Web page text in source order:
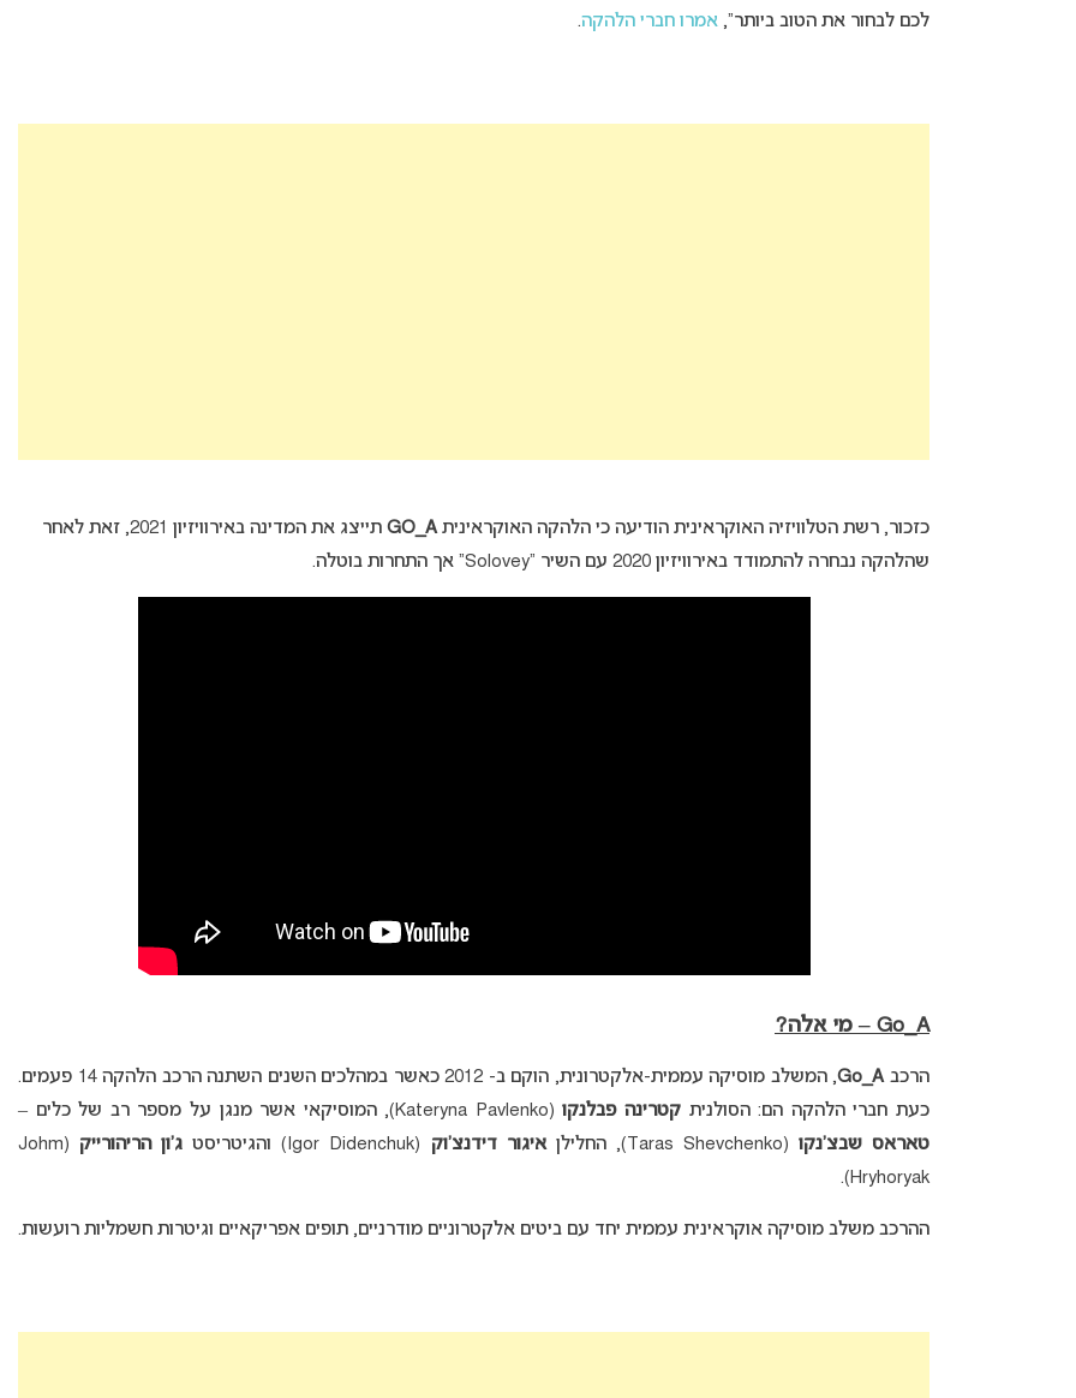
לכם לבחור את הטוב ביותר”, אמרו חברי הלהקה.
כזכור, רשת הטלוויזיה האוקראינית הודיעה כי הלהקה האוקראיניתGO_A
תייצג את המדינה באירוויזיון 2021, זאת לאחר
שהלהקה נבחרה להתמודד באירוויזיון 2020 עם השיר “Solovey” אך התחרות בוטלה.
Go_A – מי אלה?
הרכבGo_A
, המשלב מוסיקה עממית-אלקטרונית, הוקם ב- 2012 כאשר במהלכים השנים השתנה הרכב הלהקה 14 פעמים.
כעת חברי הלהקה הם: הסולנית קטרינה פבלנקו(Kateryna Pavlenko), המוסיקאי אשר מנגן על מספר רב של כלים –
טאראס שבצ’נקו (Taras Shevchenko), החלילן איגור דידנצ’וק (Igor Didenchuk) והגיטריסט ג’ון הריהורייק
(Johm
Hryhoryak).
ההרכב משלב מוסיקה אוקראינית עממית יחד עם ביטים אלקטרוניים מודרניים, תופים אפריקאיים וגיטרות חשמליות רועשות.